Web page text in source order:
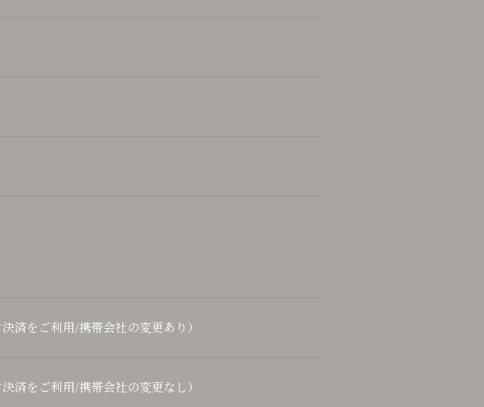
済をご利用/携帯会社の変更あり）
済をご利用/携帯会社の変更なし）